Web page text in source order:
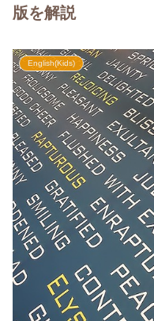
版を解説
English(Kids)